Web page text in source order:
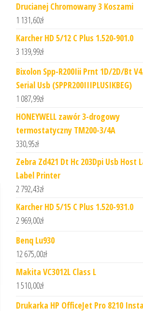
Drucianej Chromowany 3 Koszami
1 131,60zł
Karcher HD 5/12 C Plus 1.520-901.0
3 139,99zł
Bixolon Spp-R200Iii Prnt 1D/2D/Bt
Serial Usb (SPPR200IIIPLUSIKBEG)
1 087,99zł
HONEYWELL zawór 3-drogowy
termostatyczny TM200-3/4A
330,95zł
Zebra Zd421 Dt Hc 203Dpi Usb Host
Label Printer
2 792,43zł
Karcher HD 5/15 C Plus 1.520-931.0
2 969,00zł
Benq Lu930
12 675,00zł
Makita VC3012L Class L
1 510,00zł
Drukarka HP OfficeJet Pro 8210